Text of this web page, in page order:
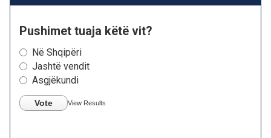
Pushimet tuaja këtë vit?
Në Shqipëri
Jashtë vendit
Asgjëkundi
Vote View Results